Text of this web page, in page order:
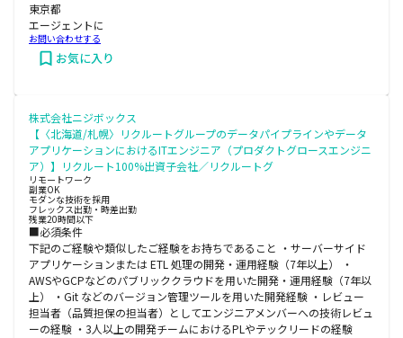
東京都
エージェントに
お問い合わせする
お気に入り
株式会社ニジボックス
【〈北海道/札幌〉リクルートグループのデータパイプラインやデータ
アプリケーションにおけるITエンジニア（プロダクトグロースエンジニ
ア）】リクルート100%出資子会社／リクルートグ
リモートワーク
副業OK
モダンな技術を採用
フレックス出勤・時差出勤
残業20時間以下
■必須条件
下記のご経験や類似したご経験をお持ちであること ・サーバーサイド
アプリケーションまたは ETL 処理の開発・運用経験（7年以上） ・
AWSやGCPなどのパブリッククラウドを用いた開発・運用経験（7年以
上） ・Git などのバージョン管理ツールを用いた開発経験 ・レビュー
担当者（品質担保の担当者）としてエンジニアメンバーへの技術レビュ
ーの経験 ・3人以上の開発チームにおけるPLやテックリードの経験